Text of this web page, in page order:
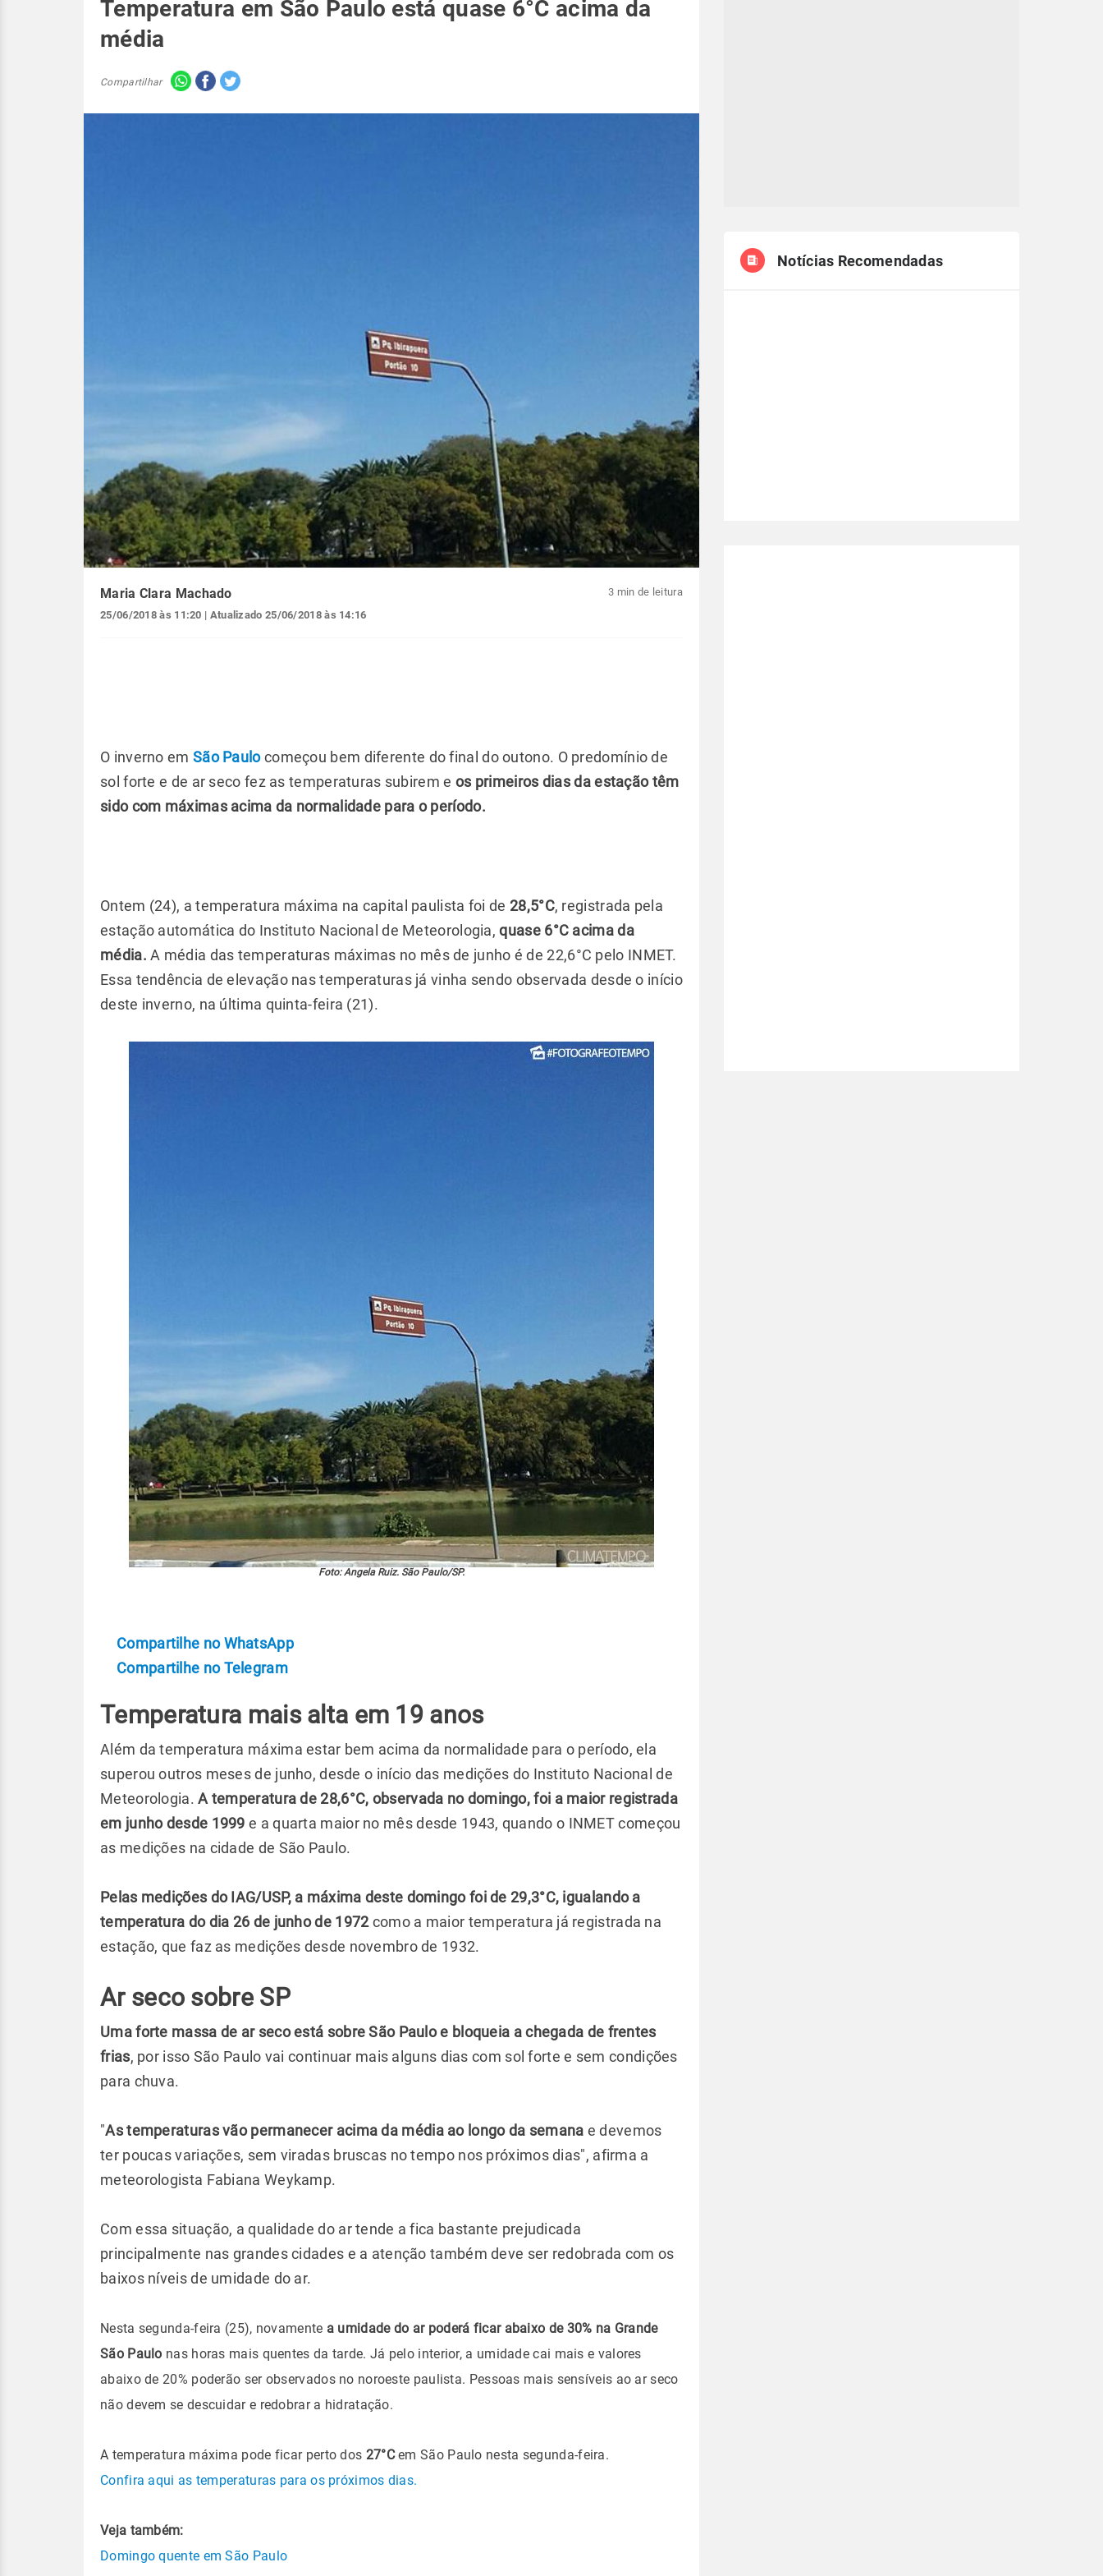
Temperatura em São Paulo está quase 6°C acima da
média
Compartilhar
Maria Clara Machado
25/06/2018 às 11:20 | Atualizado 25/06/2018 às 14:16
3 min de leitura
O inverno em São Paulocomeçou bem diferente do final do outono. O predomínio de
sol forte e de ar seco fez as temperaturas subirem e os primeiros dias da estação têm
sido com máximas acima da normalidade para o período.
Ontem (24), a temperatura máxima na capital paulista foi de 28,5°C, registrada pela
estação automática do Instituto Nacional de Meteorologia,quase 6°C acima da
média. A média das temperaturas máximas no mês de junho é de 22,6°C pelo INMET.
Essa tendência de elevação nas temperaturas já vinha sendo observada desde o início
deste inverno, na última quinta-feira (21).
Foto: Angela Ruiz. São Paulo/SP.
Compartilhe no WhatsApp
Compartilhe no Telegram
Temperatura mais alta em 19 anos
Além da temperatura máxima estar bem acima da normalidade para o período, ela
superou outros meses de junho, desde o início das medições do Instituto Nacional de
Meteorologia.A temperatura de 28,6°C, observada no domingo, foi a maior registrada
em junho desde 1999 e a quarta maior no mês desde 1943, quando o INMET começou
as medições na cidade de São Paulo.
Pelas medições do IAG/USP, a máxima deste domingo foi de 29,3°C, igualando a
temperatura do dia 26 de junho de 1972como a maior temperatura já registrada na
estação, que faz as medições desde novembro de 1932.
Ar seco sobre SP
Uma forte massa de ar seco está sobre São Paulo e bloqueia a chegada de frentes
frias, por isso São Paulo vai continuar mais alguns dias com sol forte e sem condições
para chuva.
"As temperaturas vão permanecer acima da média ao longo da semana e devemos
ter poucas variações, sem viradas bruscas no tempo nos próximos dias", afirma a
meteorologista Fabiana Weykamp.
Com essa situação, a qualidade do ar tende a fica bastante prejudicada
principalmente nas grandes cidades e a atenção também deve ser redobrada com os
baixos níveis de umidade do ar.
Nesta segunda-feira (25), novamente a umidade do ar poderá ficar abaixo de 30% na Grande
São Paulo nas horas mais quentes da tarde. Já pelo interior, a umidade cai mais e valores
abaixo de 20% poderão ser observados no noroeste paulista. Pessoas mais sensíveis ao ar seco
não devem se descuidar e redobrar a hidratação.
A temperatura máxima pode ficar perto dos 27°Cem São Paulo nesta segunda-feira.
Confira aqui as temperaturas para os próximos dias.
Veja também:
Domingo quente em São Paulo
Notícias Recomendadas